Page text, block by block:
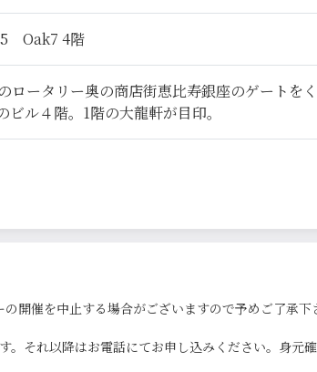
Oak7 4階
ロータリー奥の商店街恵比寿銀座のゲートを
ル４階。1階の大龍軒が目印。
開催を中止する場合がございますので予めご了承
それ以降はお電話にてお申し込みください。身元